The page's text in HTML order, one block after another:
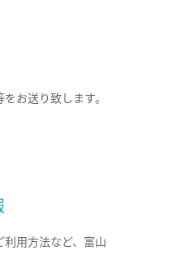
お送り致します。
用方法など、富山